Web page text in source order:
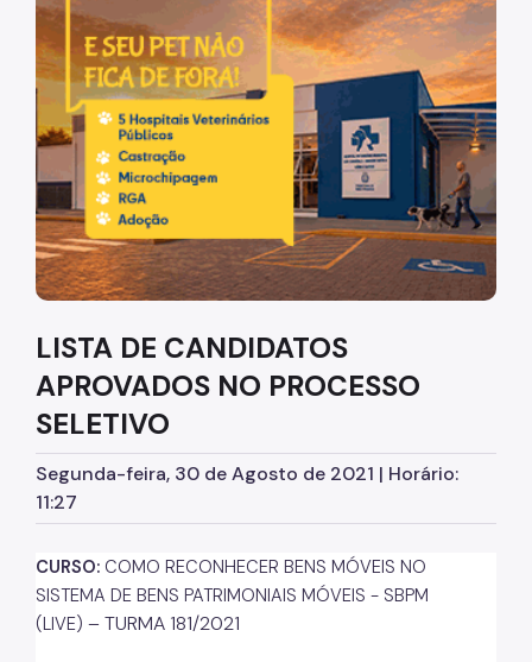
Diretrizes Institucionais
Organização
Legislação
Orientações
Infraestrutura
Agendamento de Salas
Dúvidas Frequentes
Formações da EMASP
Formações Oferecidas
Inscrições Abertas
Como se Inscrever
Listas de Seleção
Educadores
LISTA DE CANDIDATOS
APROVADOS NO PROCESSO
SELETIVO
Segunda-feira, 30 de Agosto de 2021 | Horário:
11:27
CURSO: COMO RECONHECER BENS MÓVEIS NO
SISTEMA DE BENS PATRIMONIAIS MÓVEIS - SBPM
(LIVE) – TURMA 181/2021